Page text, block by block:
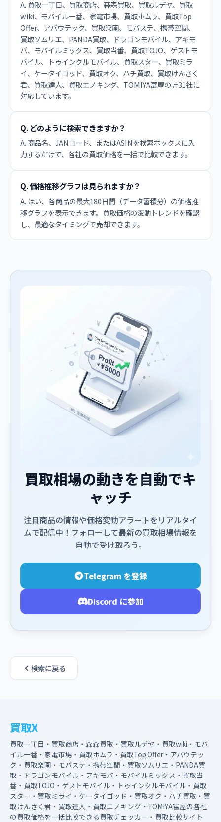
A. 買取一丁目、買取商店、森森買取、買取ルデヤ、買取
wiki、モバイル一番、家電市場、買取ホムラ、買取Top
Offer、アバウテック、買取楽園、モバステ、携帯空間、
買取ソムリエ、PANDA買取、ドラゴンモバイル、アキモ
バ、モバイルミックス、買取当番、買取TOJO、ゲストモ
バイル、トゥインクルモバイル、買取スター、買取ミラ
イ、ケータイゴッド、買取オク、ハチ買取、買取けんさく
君、買取達人、買取エノキング、TOMIYA富屋の計31社に
対応しています。
Q. どのように検索できますか？
A. 商品名、JANコード、またはASINを検索ボックスに入
力するだけで、各社の買取価格を一括で比較できます。
Q. 価格推移グラフは見られますか？
A. はい、各商品の最大180日間（データ蓄積分）の価格推
移グラフを表示できます。買取価格の変動トレンドを確認
し、最適なタイミングで売却できます。
買取相場の動きを自動でキ
ャッチ
注目商品の情報や価格変動アラートをリアルタイ
ムで配信中！フォローして最新の買取相場情報を
自動で受け取ろう。
Telegram を登録
Discord に参加
検索に戻る
買取X
買取一丁目・買取商店・森森買取・買取ルデヤ・買取wiki・モバ
イル一番・家電市場・買取ホムラ・買取Top Offer・アバウテッ
ク・買取楽園・モバステ・携帯空間・買取ソムリエ・PANDA買
取・ドラゴンモバイル・アキモバ・モバイルミックス・買取当
番・買取TOJO・ゲストモバイル・トゥインクルモバイル・買取
スター・買取ミライ・ケータイゴッド・買取オク・ハチ買取・買
取けんさく君・買取達人・買取エノキング・TOMIYA富屋の各社
の買取価格を一括比較できる買取チェッカー・買取比較サイト